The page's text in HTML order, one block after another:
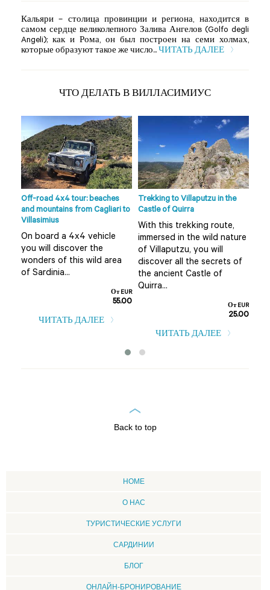
Кальяри – столица провинции и региона, находится в
самом сердце великолепного Залива Ангелов (Golfo degli
Angeli); как и Рома, он был построен на семи холмах,
которые образуют такое же число... ЧИТАТЬ ДАЛЕЕ
ЧТО ДЕЛАТЬ В ВИЛЛАСИМИУС
Off-road 4x4 tour: beaches
and mountains from Cagliari to
Villasimius
On board a 4x4 vehicle
you will discover the
wonders of this wild area
of Sardinia...
От EUR
55.00
ЧИТАТЬ ДАЛЕЕ
Trekking to Villaputzu in the
Castle of Quirra
With this trekking route,
immersed in the wild nature
of Villaputzu, you will
discover all the secrets of
the ancient Castle of
Quirra...
От EUR
25.00
ЧИТАТЬ ДАЛЕЕ
Back to top
HOME
О НАС
ТУРИСТИЧЕСКИЕ УСЛУГИ
CАРДИНИИ
БЛОГ
ОНЛАЙН-БРОНИРОВАНИЕ